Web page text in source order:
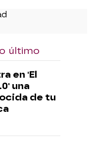
último
en 'El
una
de tu